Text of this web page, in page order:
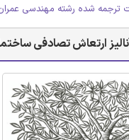
ترجمه شده رشته مهندسی
ارتعاش تصادفی